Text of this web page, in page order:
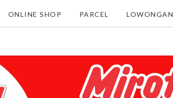
ONLINE SHOP PARCEL LOWONGAN